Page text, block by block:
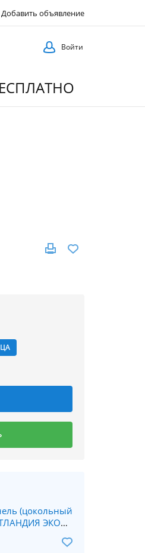
Добавить объявление
Войти
(цокольный
ЭКО
(0.796*0.591)